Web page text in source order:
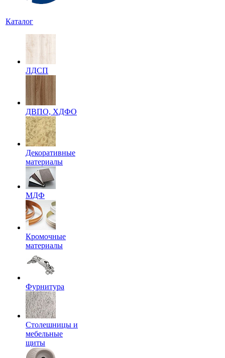
Каталог
ЛДСП
ДВПО, ХДФО
Декоративные
материалы
МДФ
Кромочные
материалы
Фурнитура
Столешницы и
мебельные
щиты